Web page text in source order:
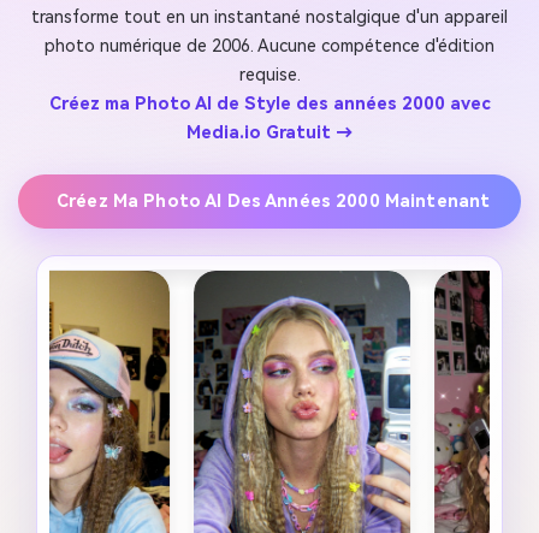
transforme tout en un instantané nostalgique d'un appareil
photo numérique de 2006. Aucune compétence d'édition
requise.
Créez ma Photo AI de Style des années 2000 avec
Media.io Gratuit →
Créez Ma Photo AI Des Années 2000 Maintenant